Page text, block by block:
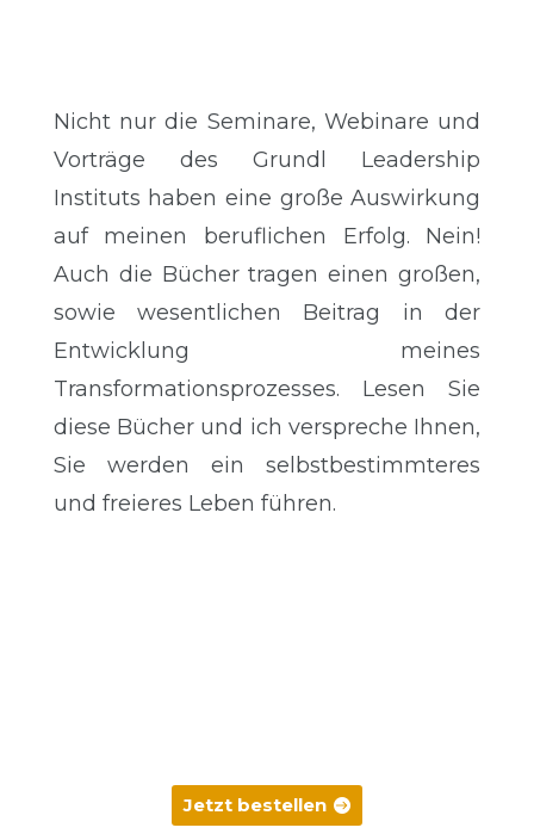
Nicht nur die Seminare, Webinare und
Vorträge des Grundl Leadership
Instituts haben eine große Auswirkung
auf meinen beruflichen Erfolg. Nein!
Auch die Bücher tragen einen großen,
sowie wesentlichen Beitrag in der
Entwicklung meines
Transformationsprozesses. Lesen Sie
diese Bücher und ich verspreche Ihnen,
Sie werden ein selbstbestimmteres
und freieres Leben führen.
Jetzt bestellen